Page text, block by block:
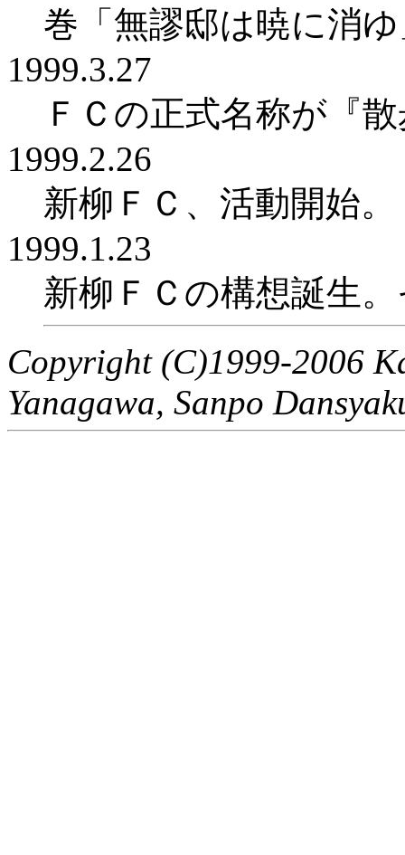
巻「無謬邸は暁に消
1999.3.27
ＦＣの正式名称が『
1999.2.26
新柳ＦＣ、活動開始。
1999.1.23
新柳ＦＣの構想誕生
Copyright (C)1999-2006
Yanagawa, Sanpo